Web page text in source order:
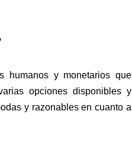
humanos y monetarios que
opciones disponibles y
y razonables en cuanto a